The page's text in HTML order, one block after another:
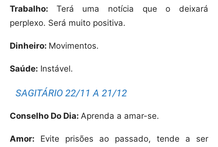
Trabalho: Terá uma notícia que o deixará
perplexo. Será muito positiva.
Dinheiro: Movimentos.
Saúde: Instável.
SAGITÁRIO 22/11 A 21/12
Conselho Do Dia: Aprenda a amar-se.
Amor: Evite prisões ao passado, tende a ser